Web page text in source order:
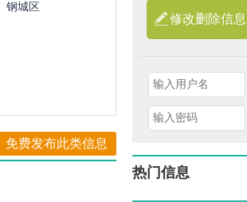
钢城区
免费发布此类信息
修改删除信息
热门信息